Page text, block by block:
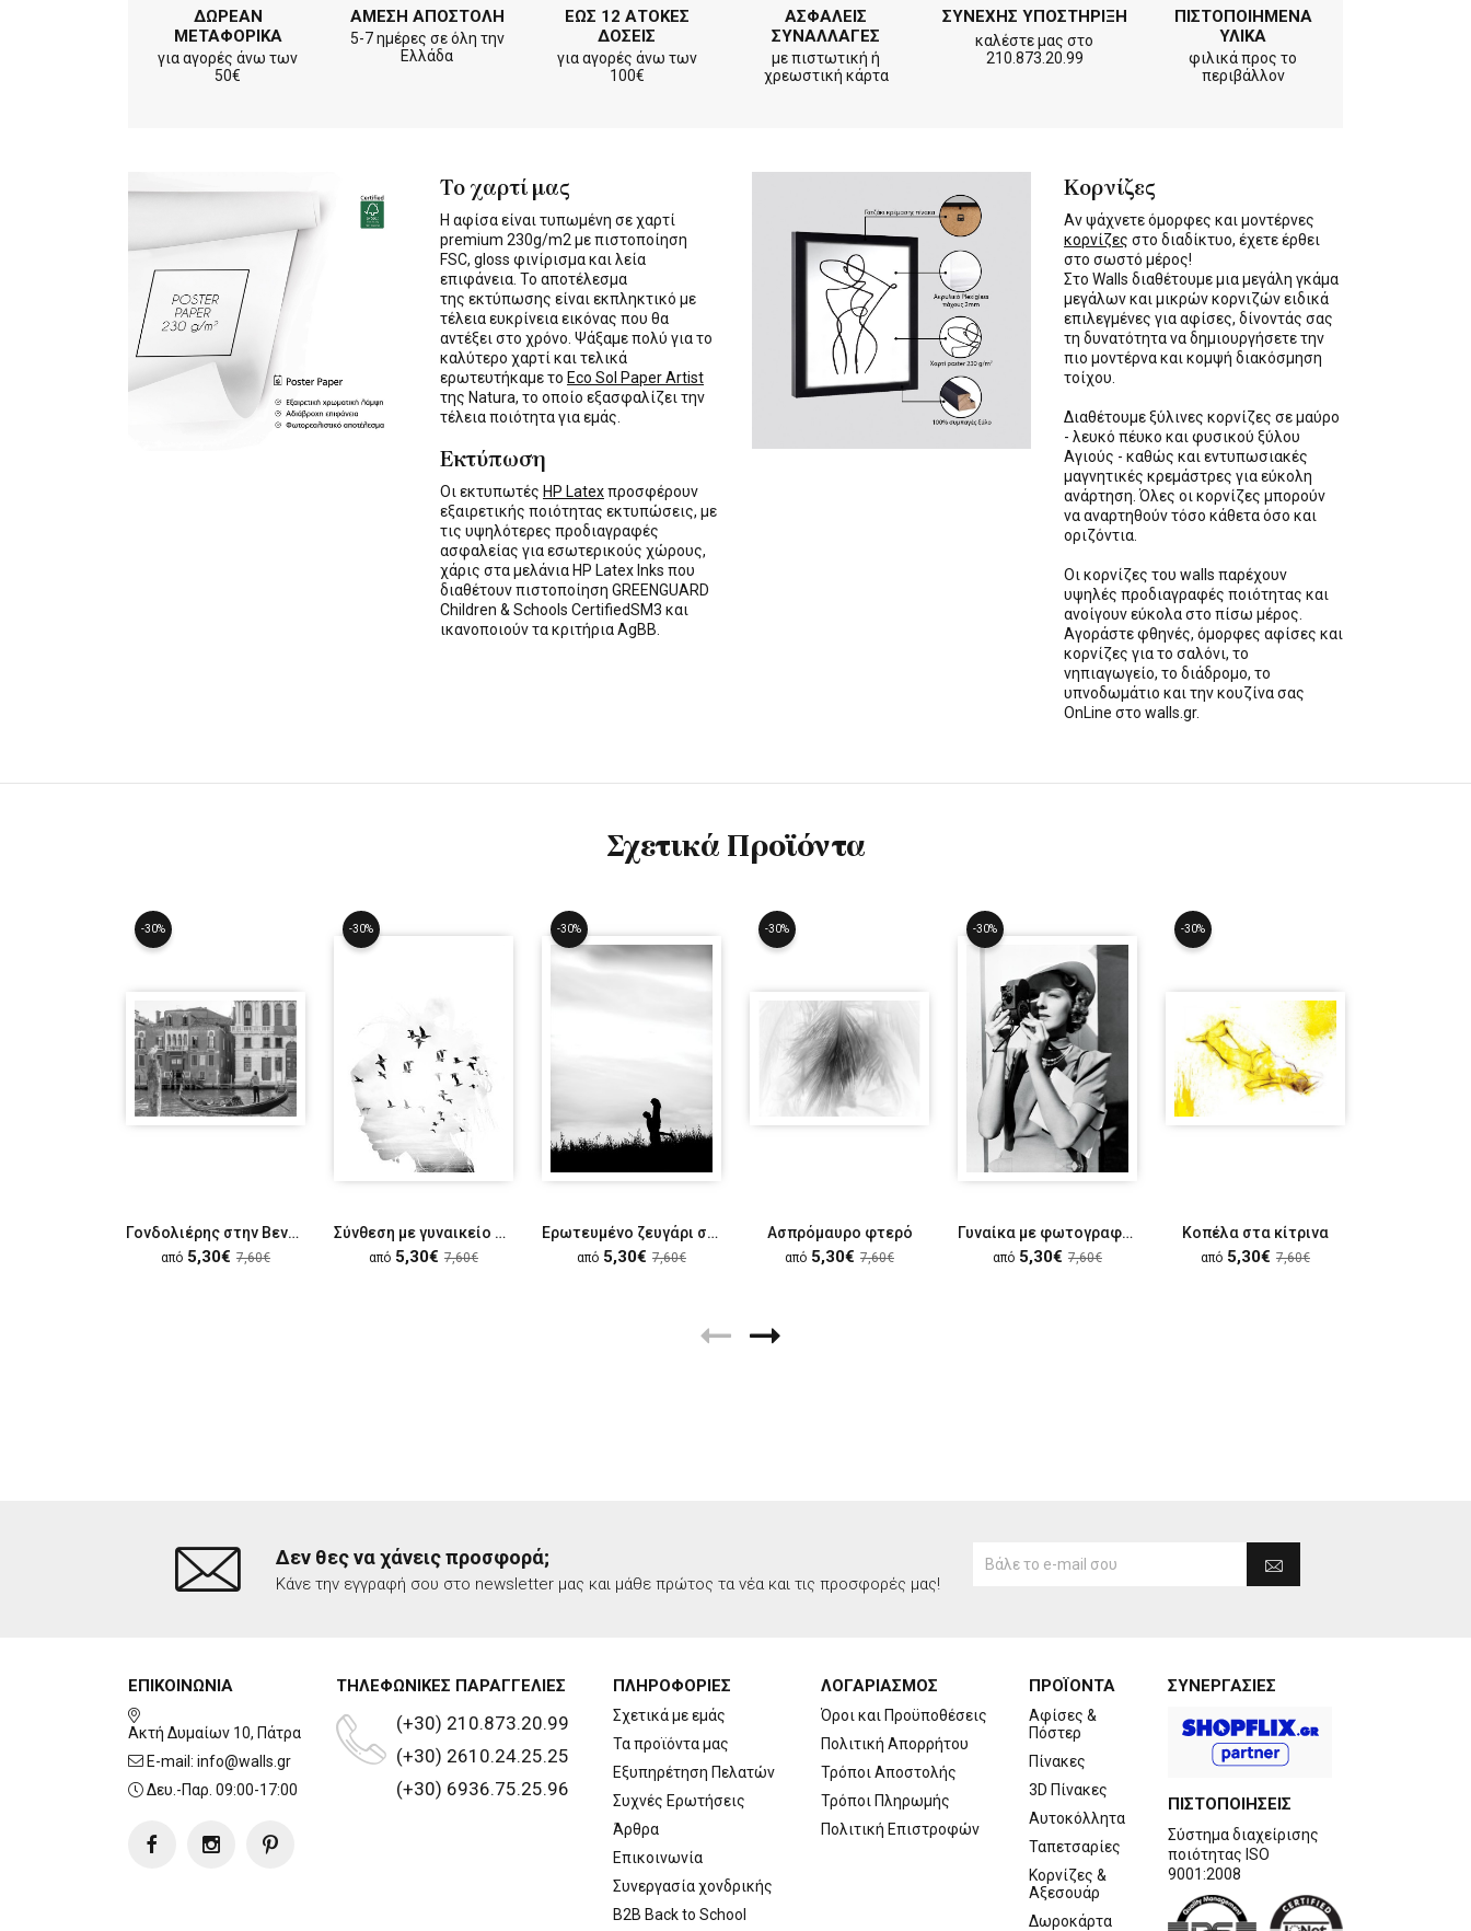
ΔΩΡΕΑΝ
ΜΕΤΑΦΟΡΙΚΑ
για αγορές άνω των
50€
ΑΜΕΣΗ ΑΠΟΣΤΟΛΗ
5-7 ημέρες σε όλη την
Ελλάδα
ΕΩΣ 12 ΑΤΟΚΕΣ
ΔΟΣΕΙΣ
για αγορές άνω των
100€
ΑΣΦΑΛΕΙΣ
ΣΥΝΑΛΛΑΓΕΣ
με πιστωτική ή
χρεωστική κάρτα
ΣΥΝΕΧΗΣ ΥΠΟΣΤΗΡΙΞΗ
καλέστε μας στο
210.873.20.99
ΠΙΣΤΟΠΟΙΗΜΕΝΑ
ΥΛΙΚΑ
φιλικά προς το
περιβάλλον
Το χαρτί μας
Η αφίσα είναι τυπωμένη σε χαρτί
premium 230g/m2 με πιστοποίηση
FSC, gloss φινίρισμα και λεία
επιφάνεια. Το αποτέλεσμα
της εκτύπωσης είναι εκπληκτικό με
τέλεια ευκρίνεια εικόνας που θα
αντέξει στο χρόνο. Ψάξαμε πολύ για το
καλύτερο χαρτί και τελικά
ερωτευτήκαμε το Eco Sol Paper Artist
της Natura, το οποίο εξασφαλίζει την
τέλεια ποιότητα για εμάς.
Εκτύπωση
Οι εκτυπωτές HP Latexπροσφέρουν
εξαιρετικής ποιότητας εκτυπώσεις, με
τις υψηλότερες προδιαγραφές
ασφαλείας για εσωτερικούς χώρους,
χάρις στα μελάνια HP Latex Inks που
διαθέτουν πιστοποίηση GREENGUARD
Children & Schools CertifiedSM3 και
ικανοποιούν τα κριτήρια AgBB.
Κορνίζες
Αν ψάχνετε όμορφες και μοντέρνες
κορνίζες στο διαδίκτυο, έχετε έρθει
στο σωστό μέρος!
Στο Walls διαθέτουμε μια μεγάλη γκάμα
μεγάλων και μικρών κορνιζών ειδικά
επιλεγμένες για αφίσες, δίνοντάς σας
τη δυνατότητα να δημιουργήσετε την
πιο μοντέρνα και κομψή διακόσμηση
τοίχου.
Διαθέτουμε ξύλινες κορνίζες σε μαύρο
- λευκό πέυκο και φυσικού ξύλου
Αγιούς - καθώς και εντυπωσιακές
μαγνητικές κρεμάστρες για εύκολη
ανάρτηση. Όλες οι κορνίζες μπορούν
να αναρτηθούν τόσο κάθετα όσο και
οριζόντια.
Οι κορνίζες του walls παρέχουν
υψηλές προδιαγραφές ποιότητας και
ανοίγουν εύκολα στο πίσω μέρος.
Αγοράστε φθηνές, όμορφες αφίσες και
κορνίζες για το σαλόνι, το
νηπιαγωγείο, το διάδρομο, το
υπνοδωμάτιο και την κουζίνα σας
OnLine στο walls.gr.
Σχετικά Προϊόντα
-30%
Γονδολιέρης στην Βενετία
από 5,30€ 7,60€
-30%
Σύνθεση με γυναικείο κεφάλι και τοπίο με πουλιά
από 5,30€ 7,60€
-30%
Ερωτευμένο ζευγάρι στο λιβάδι
από 5,30€ 7,60€
-30%
Ασπρόμαυρο φτερό
από 5,30€ 7,60€
-30%
Γυναίκα με φωτογραφική μηχανή
από 5,30€ 7,60€
-30%
Κοπέλα στα κίτρινα
από 5,30€ 7,60€
Δεν θες να χάνεις προσφορά;
Κάνε την εγγραφή σου στο newsletter μας και μάθε πρώτος τα νέα και τις προσφορές μας!
ΕΠΙΚΟΙΝΩΝΙΑ
Ακτή Δυμαίων 10, Πάτρα
E-mail: info@walls.gr
Δευ.-Παρ. 09:00-17:00
ΤΗΛΕΦΩΝΙΚΕΣ ΠΑΡΑΓΓΕΛΙΕΣ
(+30) 210.873.20.99
(+30) 2610.24.25.25
(+30) 6936.75.25.96
ΠΛΗΡΟΦΟΡΙΕΣ
Σχετικά με εμάς
Τα προϊόντα μας
Εξυπηρέτηση Πελατών
Συχνές Ερωτήσεις
Άρθρα
Επικοινωνία
Συνεργασία χονδρικής
B2B Back to School
ΛΟΓΑΡΙΑΣΜΟΣ
Όροι και Προϋποθέσεις
Πολιτική Απορρήτου
Τρόποι Αποστολής
Τρόποι Πληρωμής
Πολιτική Επιστροφών
ΠΡΟΪΟΝΤΑ
Αφίσες &
Πόστερ
Πίνακες
3D Πίνακες
Αυτοκόλλητα
Ταπετσαρίες
Κορνίζες &
Αξεσουάρ
Δωροκάρτα
ΣΥΝΕΡΓΑΣΙΕΣ
ΠΙΣΤΟΠΟΙΗΣΕΙΣ
Σύστημα διαχείρισης
ποιότητας ISO
9001:2008